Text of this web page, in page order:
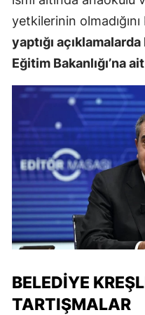
yetkilerinin
yaptığı
Eğitim Bakanlığı’na
BELEDIYE
TARTIŞMALAR